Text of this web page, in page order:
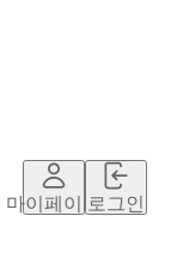
마이페이지로그인